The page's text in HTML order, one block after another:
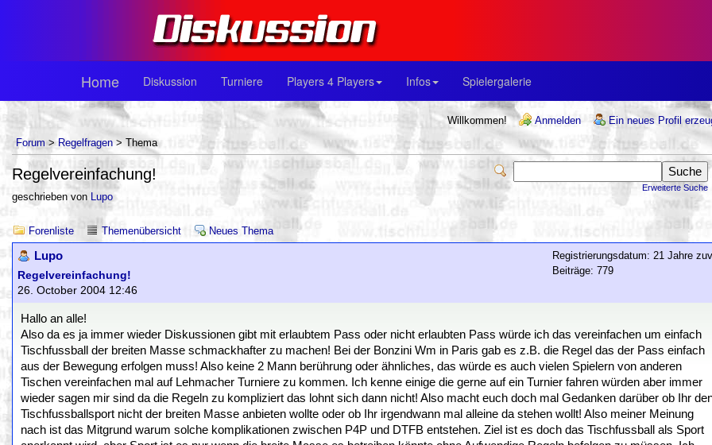
Home Diskussion Turniere Players 4 Players Infos Spielergalerie
Willkommen! Anmelden
Ein neues Profil
Forum > Regelfragen > Thema
Erweiterte Suche
Regelvereinfachung!
geschrieben von Lupo
Forenliste Themenübersicht Neues Thema
Lupo
Regelvereinfachung!
26. October 2004 12:46
Registrierungsdatum: 21 Jahre
Beiträge: 779
Hallo an alle!
Also da es ja immer wieder Diskussionen gibt mit erlaubtem Pass oder nicht erlaubten Pass würde ich das vereinfachen um einfach
Tischfussball der breiten Masse schmackhafter zu machen! Bei der Bonzini Wm in Paris gab es z.B. die Regel das der Pass einfach
aus der Bewegung erfolgen muss! Also keine 2 Mann berührung oder ähnliches, das würde es auch vielen Spielern von anderen
Tischen vereinfachen mal auf Lehmacher Turniere zu kommen. Ich kenne einige die gerne auf ein Turnier fahren würden aber immer
wieder sagen mir sind da die Regeln zu kompliziert das lohnt sich dann nicht! Also macht euch doch mal Gedanken darüber ob Ihr
Tischfussballsport nicht der breiten Masse anbieten wollte oder ob Ihr irgendwann mal alleine da stehen wollt! Also meiner Meinung
nach ist das Mitgrund warum solche komplikationen zwischen P4P und DTFB entstehen. Ziel ist es doch das Tischfussball als Sport